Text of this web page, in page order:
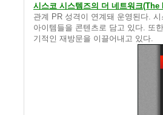
시스코 시스템즈의 더 네트워크(The
관계 PR 성격이 연계돼 운영된다.
아이템들을 콘텐츠로 담고 있다. 또
기적인 재방문을 이끌어내고 있다.